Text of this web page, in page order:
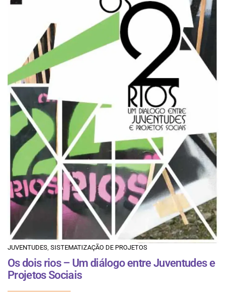
JUVENTUDES SISTEMATIZAÇÃO DE PROJETOS
Os dois rios – Um diálogo entre Juventudes e
Projetos Sociais